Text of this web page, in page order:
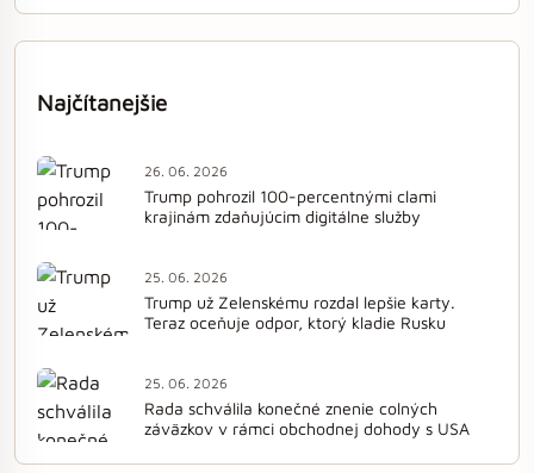
Najčítanejšie
26. 06. 2026
Trump pohrozil 100-percentnými clami
krajinám zdaňujúcim digitálne služby
25. 06. 2026
Trump už Zelenskému rozdal lepšie karty.
Teraz oceňuje odpor, ktorý kladie Rusku
25. 06. 2026
Rada schválila konečné znenie colných
záväzkov v rámci obchodnej dohody s USA